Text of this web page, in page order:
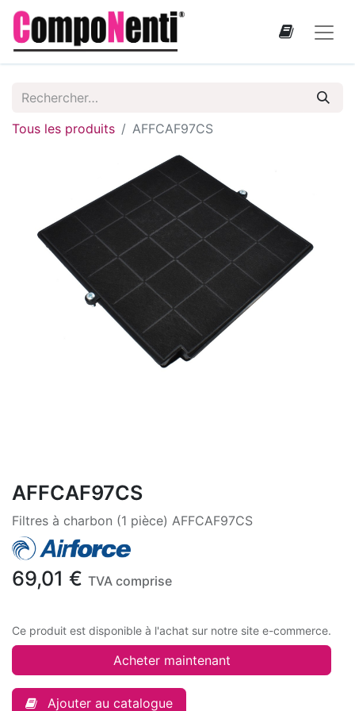
Tous les produits AFFCAF97CS
AFFCAF97CS
Filtres à charbon (1 pièce) AFFCAF97CS
69,01 € TVA comprise
Ce produit est disponible à l'achat sur notre site e-commerce.
Acheter maintenant
Ajouter au catalogue